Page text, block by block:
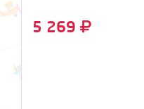
5 269